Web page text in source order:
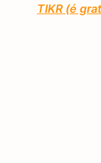
TIKR (é